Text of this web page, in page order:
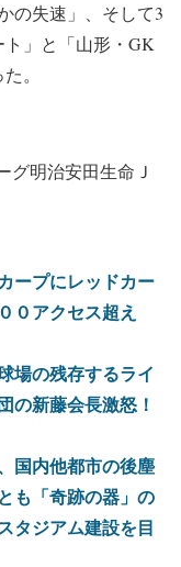
の失速」、そして3
」と「山形・GK
。
グ明治安田生命Ｊ
ープにレッドカー
０アクセス超え
場の残存するライ
の新藤会長激怒！
国内他都市の後塵
も「奇跡の器」の
タジアム建設を目